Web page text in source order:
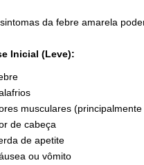
da febre amarela
Inicial (Leve):
musculares
de cabeça
de apetite
ou vômito